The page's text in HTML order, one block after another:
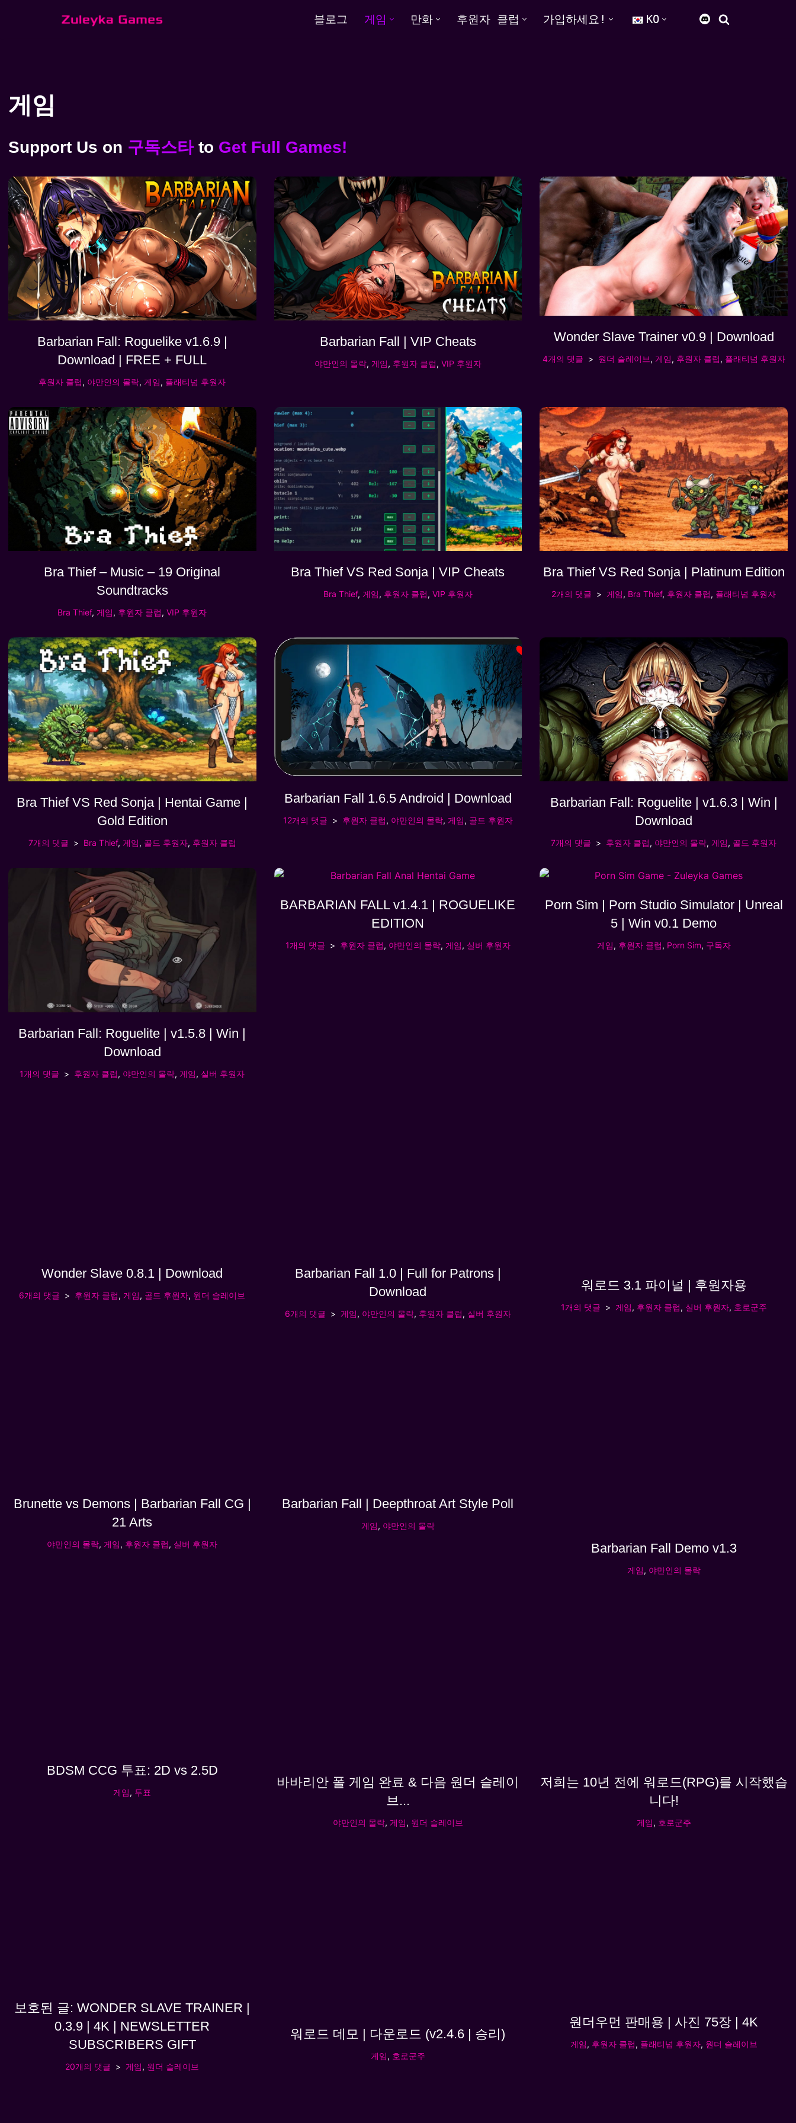
건
너
기
블로그 게임 만화 후원자 클럽 가입하세요! KO
게임
Support Us on 구독스타to Get Full Games!
Barbarian Fall: Roguelike v1.6.9 |
Download | FREE + FULL
후원자 클럽, 야만인의 몰락, 게임, 플래티넘 후원자
Barbarian Fall | VIP Cheats
야만인의 몰락, 게임, 후원자 클럽, VIP 후원자
Wonder Slave Trainer v0.9 | Download
4개의 댓글 원더 슬레이브, 게임, 후원자 클럽, 플래티넘 후원자
Bra Thief – Music – 19 Original
Soundtracks
Bra Thief, 게임, 후원자 클럽,VIP 후원자
Bra Thief VS Red Sonja | VIP Cheats
Bra Thief, 게임, 후원자 클럽, VIP 후원자
Bra Thief VS Red Sonja | Platinum Edition
2개의 댓글 게임, Bra Thief, 후원자 클럽, 플래티넘 후원자
Bra Thief VS Red Sonja | Hentai Game |
Gold Edition
7개의 댓글 Bra Thief, 게임, 골드 후원자, 후원자 클럽
Barbarian Fall 1.6.5 Android | Download
12개의 댓글 후원자 클럽, 야만인의 몰락, 게임, 골드 후원자
Barbarian Fall: Roguelite | v1.6.3 | Win |
Download
7개의 댓글 후원자 클럽, 야만인의 몰락,게임, 골드 후원자
Barbarian Fall: Roguelite | v1.5.8 | Win |
Download
1개의 댓글 후원자 클럽, 야만인의 몰락, 게임, 실버 후원자
BARBARIAN FALL v1.4.1 | ROGUELIKE
EDITION
1개의 댓글 후원자 클럽, 야만인의 몰락, 게임, 실버 후원자
Porn Sim | Porn Studio Simulator | Unreal
5 | Win v0.1 Demo
게임, 후원자 클럽, Porn Sim, 구독자
Wonder Slave 0.8.1 | Download
6개의 댓글 후원자 클럽, 게임, 골드 후원자, 원더 슬레이브
Barbarian Fall 1.0 | Full for Patrons |
Download
6개의 댓글 게임, 야만인의 몰락, 후원자 클럽, 실버 후원자
워로드 3.1 파이널 | 후원자용
1개의 댓글 게임, 후원자 클럽, 실버 후원자, 호로군주
Brunette vs Demons | Barbarian Fall CG |
21 Arts
야만인의 몰락, 게임, 후원자 클럽, 실버 후원자
Barbarian Fall | Deepthroat Art Style Poll
게임, 야만인의 몰락
Barbarian Fall Demo v1.3
게임, 야만인의 몰락
BDSM CCG 투표: 2D vs 2.5D
게임, 투표
바바리안 폴 게임 완료 & 다음 원더 슬레이
브...
야만인의 몰락, 게임, 원더 슬레이브
저희는 10년 전에 워로드(RPG)를 시작했습
니다!
게임, 호로군주
보호된 글: WONDER SLAVE TRAINER |
0.3.9 | 4K | NEWSLETTER
SUBSCRIBERS GIFT
20개의 댓글 게임, 원더 슬레이브
워로드 데모 | 다운로드 (v2.4.6 | 승리)
게임, 호로군주
원더우먼 판매용 | 사진 75장 | 4K
게임, 후원자 클럽, 플래티넘 후원자, 원더 슬레이브